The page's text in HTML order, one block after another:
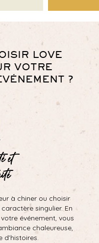
LOVE
VOTRE
?
et
à chiner ou choisir
singulier. En
événement, vous
chaleureuse,